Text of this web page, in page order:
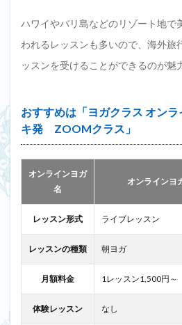
ハワイやバリ島などのリゾート地で
われるレッスンも多いので、海外旅
ッスンを受けることができるのが魅
おすすめは「ヨガクラス オン
キ発 ZOOMクラス」
オンラインヨガ
名
オンラインヨ
レッスン形式 ライブレッスン
レッスンの種類 朝ヨガ
月額料金 1レッスン1,500円～
体験レッスン なし